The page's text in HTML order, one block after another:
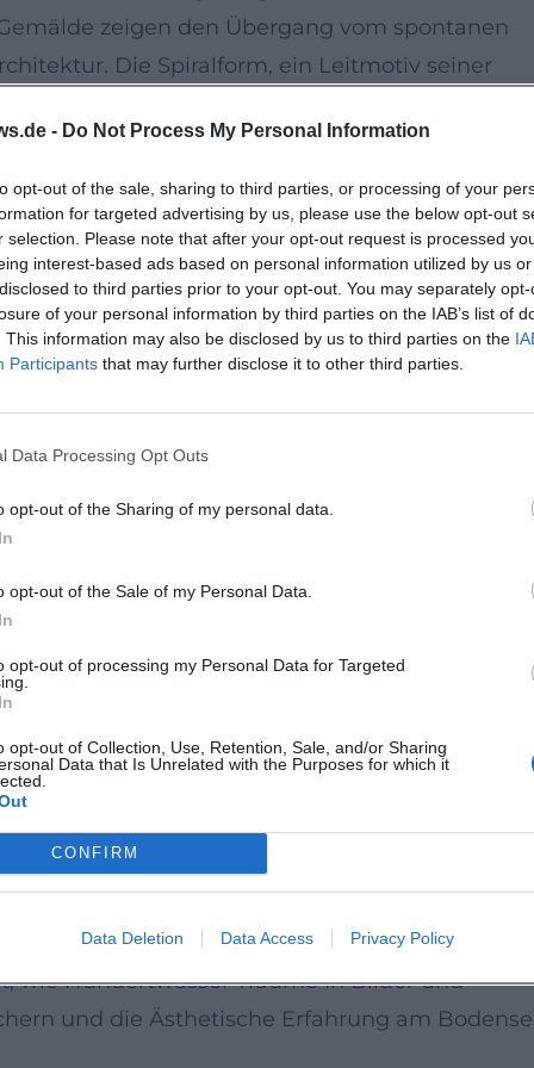
- Do Not Process My Personal Information
opt-out of the sale, sharing to third parties, or processing of your
for targeted advertising by us, please use the below opt-out
selection. Please note that after your opt-out request is processed
interest-based ads based on personal information utilized by us
to third parties prior to your opt-out. You may separately
of your personal information by third parties on the IAB’s list of
This information may also be disclosed by us to third parties on the
Participants that may further disclose it to other third parties.
Data Processing Opt Outs
opt-out of the Sharing of my personal data.
opt-out of the Sale of my Personal Data.
opt-out of processing my Personal Data for Targeted
opt-out of Collection, Use, Retention, Sale, and/or Sharing
Data that Is Unrelated with the Purposes for which it
CONFIRM
Data Deletion Data Access Privacy Policy
zeigen den Übergang vom spontanen
Die Spiralform, ein Leitmotiv seiner
und Zeit in vibrierenden Farbräumen. Die
Erfahrung zwischen Intuition und Struktur.
und Siebdrucke
und Siebdrucken variierte
Auflage, sodass jedes Blatt als Unikat
sinnliche Papierzartheit prägen das
der Schau.
Er propagierte Fensterrecht, Baummieter
Seine Positionen zur Ökologie, zum
aktueller denn je und bilden den
Aktivist der Nachkriegsmoderne verband
Internationale Sammlungen und
in Wien sichert sein Œuvre, während Museen
zur Gegenwartskunst herstellen.
und ein Rahmenprogramm mit
Ein Audioguide (de/en) vertieft die
Bildung für Einsteiger und Kenner.
als Raum, Linie als Rhythmus, Natur als
wie Hundertwasser Träume in Bilder und
und die Ästhetische Erfahrung am